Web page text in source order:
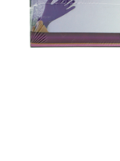
後付繳納相關費用。
※ 交易是否成功請以「
是否繳費成功／繳費後需
客戶支援中心」https://
付款後7-11取貨
每筆NT$60，滿